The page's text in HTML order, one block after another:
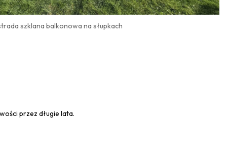
szklana balkonowa na słupkach
przez długie lata.